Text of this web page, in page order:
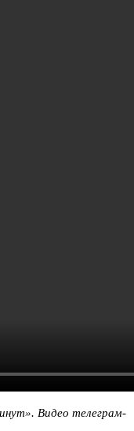
Видео телеграм-